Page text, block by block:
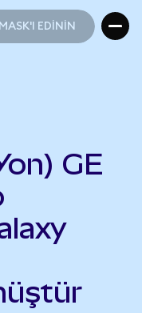
EDİNİN
GE